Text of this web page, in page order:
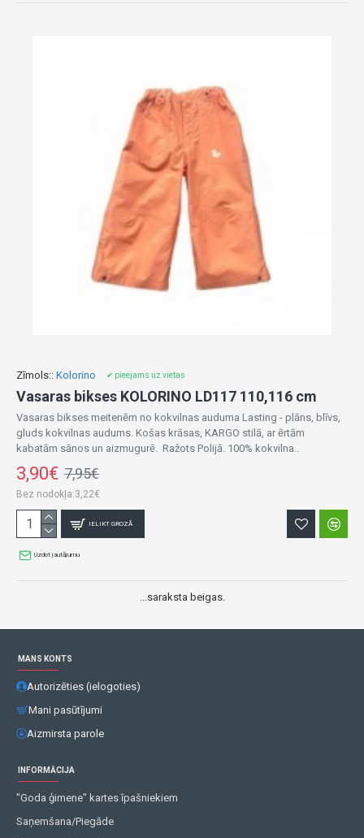
Zīmols:: Kolorino ✔ pieejams uz vietas
Vasaras bikses KOLORINO LD117 110,116 cm
Vasaras bikses meitenēm no kokvilnas auduma Lasting - plāns, blīvs,
gluds kokvilnas audums. Košas krāsas, KARGO stilā, ar ērtām
kabatām sānos un aizmugurē. Ražots Polijā. 100% kokvilna..
3,90€ 7,95€
Bez nodokļa:3,22€
IELIKT GROZĀ
Uzdot jautājumu
...saraksta beigas.
MANS KONTS
Autorizēties (ielogoties)
Mani pasūtījumi
Aizmirsta parole
INFORMĀCIJA
"Goda ģimene" kartes īpašniekiem
Saņemšana/Piegāde